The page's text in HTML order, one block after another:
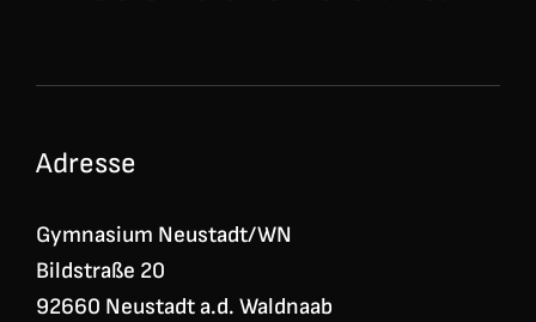
Adresse
Gymnasium Neustadt/WN
Bildstraße 20
92660 Neustadt a.d. Waldnaab